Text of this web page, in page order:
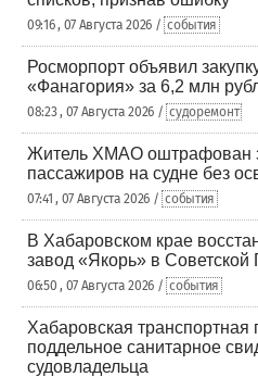
09:16 , 07 Августа 2026 / события
Росморпорт объявил
«Фанагория» за 6,2 млн
08:23 , 07 Августа 2026 / судоремонт
Житель ХМАО оштрафован
пассажиров на судне без
07:41 , 07 Августа 2026 / события
В Хабаровском крае
завод «Якорь» в Советской
06:50 , 07 Августа 2026 / события
Хабаровская транспортная
поддельное санитарное
судовладельца